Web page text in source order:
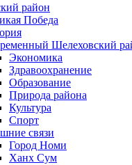
район
Победа
Шелеховский
Экономика
Здравоохранение
Образование
Природа района
Культура
Спорт
связи
Город Номи
Ханх Сум